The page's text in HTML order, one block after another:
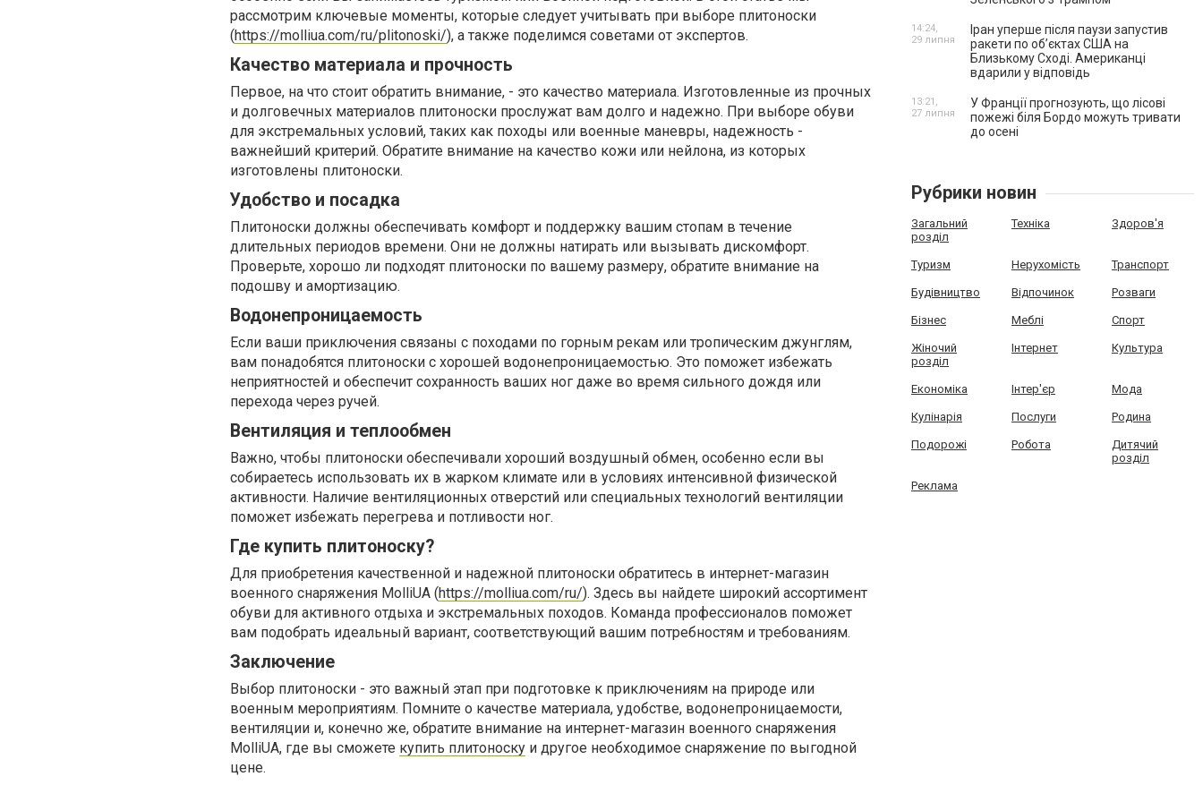
рассмотрим ключевые моменты, которые следует учитывать при выборе плитоноски
(https://molliua.com/ru/plitonoski/), а также поделимся советами от экспертов.
Качество материала и прочность
Первое, на что стоит обратить внимание, - это качество материала. Изготовленные из прочных
и долговечных материалов плитоноски прослужат вам долго и надежно. При выборе обуви
для экстремальных условий, таких как походы или военные маневры, надежность -
важнейший критерий. Обратите внимание на качество кожи или нейлона, из которых
изготовлены плитоноски.
Удобство и посадка
Плитоноски должны обеспечивать комфорт и поддержку вашим стопам в течение
длительных периодов времени. Они не должны натирать или вызывать дискомфорт.
Проверьте, хорошо ли подходят плитоноски по вашему размеру, обратите внимание на
подошву и амортизацию.
Водонепроницаемость
Если ваши приключения связаны с походами по горным рекам или тропическим джунглям,
вам понадобятся плитоноски с хорошей водонепроницаемостью. Это поможет избежать
неприятностей и обеспечит сохранность ваших ног даже во время сильного дождя или
перехода через ручей.
Вентиляция и теплообмен
Важно, чтобы плитоноски обеспечивали хороший воздушный обмен, особенно если вы
собираетесь использовать их в жарком климате или в условиях интенсивной физической
активности. Наличие вентиляционных отверстий или специальных технологий вентиляции
поможет избежать перегрева и потливости ног.
Где купить плитоноску?
Для приобретения качественной и надежной плитоноски обратитесь в интернет-магазин
военного снаряжения MolliUA (https://molliua.com/ru/). Здесь вы найдете широкий ассортимент
обуви для активного отдыха и экстремальных походов. Команда профессионалов поможет
вам подобрать идеальный вариант, соответствующий вашим потребностям и требованиям.
Заключение
Выбор плитоноски - это важный этап при подготовке к приключениям на природе или
военным мероприятиям. Помните о качестве материала, удобстве, водонепроницаемости,
вентиляции и, конечно же, обратите внимание на интернет-магазин военного снаряжения
MolliUA, где вы сможете купить плитоноску и другое необходимое снаряжение по выгодной
цене.
Іран уперше після паузи запустив
ракети по обʼєктах США на
Близькому Сході. Американці
вдарили у відповідь
14:24,
29 липня
У Франції прогнозують, що лісові
пожежі біля Бордо можуть тривати
до осені
13:21,
27 липня
Рубрики новин
Загальний
розділ
Техніка Здоров'я
Туризм Нерухомість Транспорт
Будівництво Відпочинок Розваги
Бізнес Меблі Спорт
Жіночий
розділ
Інтернет Культура
Економіка Інтер'єр Мода
Кулінарія Послуги Родина
Подорожі Робота
Дитячий
розділ
Реклама